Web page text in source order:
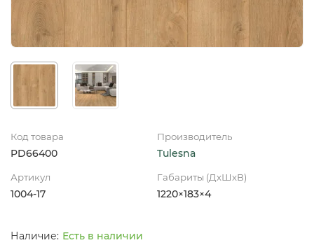
Код товара
PD66400
Производитель
Tulesna
Артикул
1004-17
Габариты (ДхШхВ)
1220×183×4
Есть в наличии